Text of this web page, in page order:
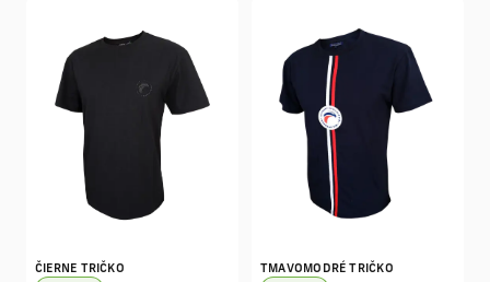
ČIERNE TRIČKO
TMAVOMODRÉ TRIČKO